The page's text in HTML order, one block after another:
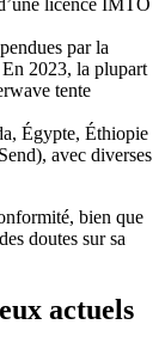
par la
2023, la plupart
tente
Égypte, Éthiopie
avec diverses
bien que
doutes sur sa
actuels